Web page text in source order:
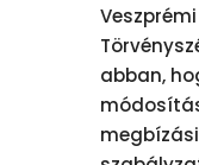
abban,